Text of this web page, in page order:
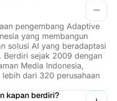
pengembang Adaptive
yang membangun
solusi AI yang beradaptasi
Berdiri sejak 2009 dengan
Media Indonesia,
dari 320 perusahaan
kapan berdiri?